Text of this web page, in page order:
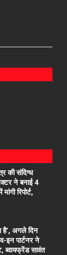
की संदिग्ध
ने बनाई 4
रिपोर्ट,
है’, अगले दिन
इन पार्टनर ने
ब्वायफ्रेंड सावंत